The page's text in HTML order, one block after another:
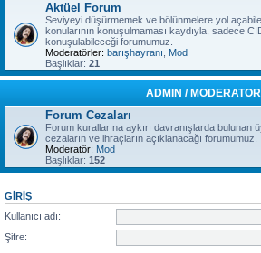
Aktüel Forum
Seviyeyi düşürmemek ve bölünmelere yol
konularının konuşulmaması kaydıyla, sadece
konuşulabileceği forumumuz.
Moderatörler: barışhayranı
Mod
Başlıklar: 21
ADMIN / MODERATOR
Forum Cezaları
Forum kurallarına aykırı davranışlarda bulunan
cezaların ve ihraçların açıklanacağı forumumuz.
Moderatör: Mod
Başlıklar: 152
GIRIŞ
Kullanıcı adı:
Şifre: